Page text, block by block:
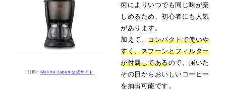
引用： Melitta Japan 公式サイト
術によりいつでも同じ味が楽
しめるため、初心者にも人気
があります。
加えて、コンパクトで使いや
すく、スプーンとフィルター
が付属してあるので、届いた
その日からおいしいコーヒー
を抽出可能です。